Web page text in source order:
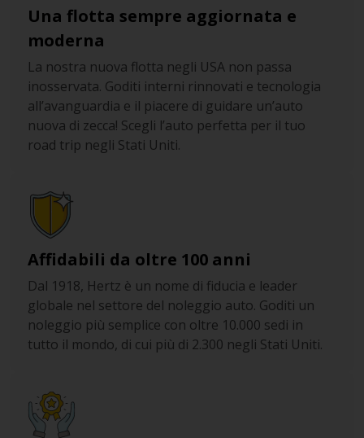
territorio italiano, potrebbe essere opportuno dedicare
qualche minuto del vostro tempo alla consultazione del
sito web ufficiale della Farnesina, dove sono raccolte
tutte le informazioni necessarie perviaggiare sicuri
Tennessee e nei suoi Stati confinanti.
In caso, poi, dovessero rimanervi alcuni giorni a
disposizione, vi suggeriamo di lasciare Memphis e i suoi
quartieri più attraenti per prendere la I-40 in direzione
Oppure, potreste prediligere Chattanooga a due ore di
distanza sulla I-24 E, tra l’altro punto ideale per partire
alla scoperta della vicina
Una flotta sempre aggiornata e
moderna
La nostra nuova flotta negli USA non passa
inosservata. Goditi interni rinnovati e tecnologia
all’avanguardia e il piacere di guidare un’auto
nuova di zecca! Scegli l’auto perfetta per il tuo
road trip negli Stati Uniti.
Affidabili da oltre 100 anni
Dal 1918, Hertz è un nome di fiducia e leader
globale nel settore del noleggio auto. Goditi un
noleggio più semplice con oltre 10.000 sedi in
tutto il mondo, di cui più di 2.300 negli Stati Uniti.